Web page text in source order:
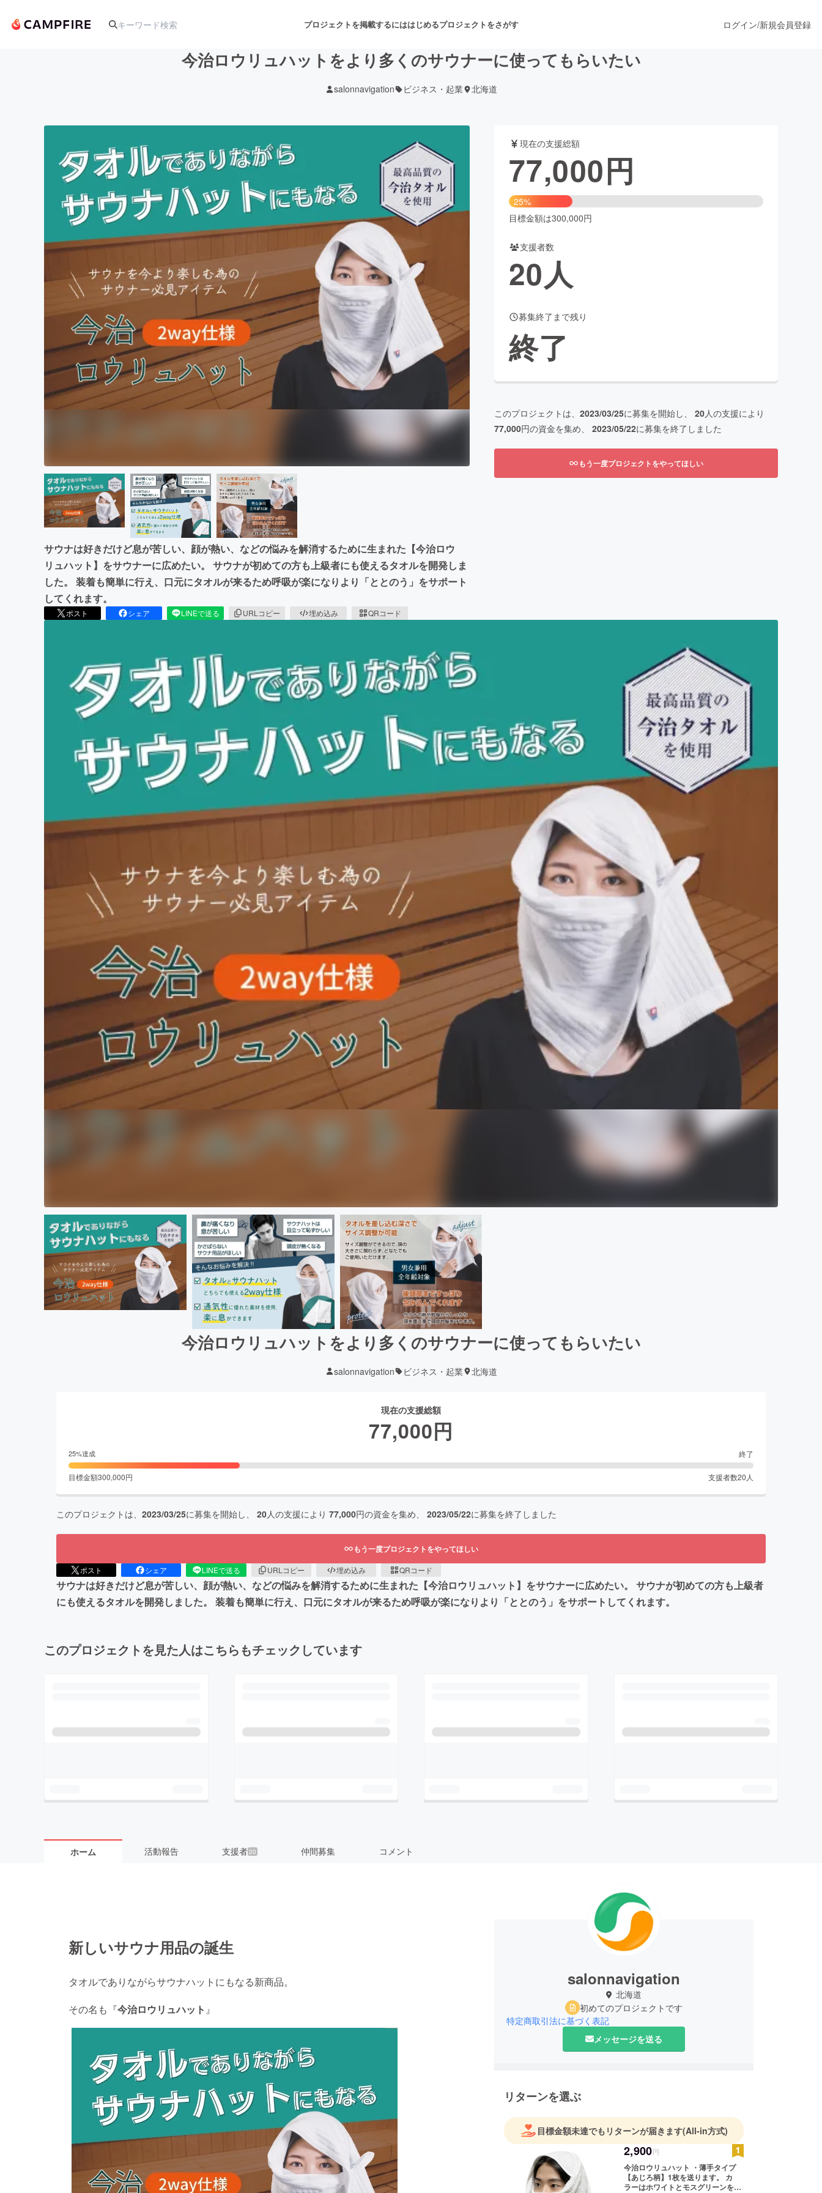
プロジェクトを掲載するにははじめるプロジェクトをさがす
アート・写真 音楽 舞台・パフォーマンス
テクノロジー・ガジェット ゲーム・サービス開発 フード・飲食店 ファッション
映像・映画 書籍・雑誌出版
チャレンジ ビューティー・ヘルスケア
まちづくり・地域活性化
CAMPFIRE for Social Good
CAMPFIRE Creation
CAMPFIREふるさと納税
machi-yaコミュニティ
ログイン/新規会員登録
今治ロウリュハットをより多くのサウナーに使ってもらいたい
salonnavigation ビジネス・起業 北海道
サウナは好きだけど息が苦しい、顔が熱い、などの悩みを解消するために生まれた【今治ロウ
リュハット】をサウナーに広めたい。 サウナが初めての方も上級者にも使えるタオルを開発しま
した。 装着も簡単に行え、口元にタオルが来るため呼吸が楽になりより「ととのう」をサポート
してくれます。
ポスト シェア LINEで送る URLコピー 埋め込み QRコード
現在の支援総額
77,000円
25%
目標金額は300,000円
支援者数
20人
募集終了まで残り
終了
このプロジェクトは、 2023/03/25に募集を開始し、 20人の支援により
77,000円の資金を集め、 2023/05/22に募集を終了しました
もう一度プロジェクトをやってほしい
今治ロウリュハットをより多くのサウナーに使ってもらいたい
salonnavigation ビジネス・起業 北海道
現在の支援総額
77,000円
25%達成 終了
目標金額300,000円 支援者数20 人
このプロジェクトは、 2023/03/25に募集を開始し、 20人の支援により 77,000円の資金を集め、 2023/05/22に募集を終了しました
もう一度プロジェクトをやってほしい
ポスト シェア LINEで送る URLコピー 埋め込み QRコード
サウナは好きだけど息が苦しい、顔が熱い、などの悩みを解消するために生まれた【今治ロウリュハット】をサウナーに広めたい。 サウナが初めての方も上級者
にも使えるタオルを開発しました。 装着も簡単に行え、口元にタオルが来るため呼吸が楽になりより「ととのう」をサポートしてくれます。
このプロジェクトを見た人はこちらもチェックしています
ホーム 活動報告 支援者 20 仲間募集 コメント
新しいサウナ用品の誕生
タオルでありながらサウナハットにもなる新商品。
その名も『今治ロウリュハット 』
salonnavigation
北海道
初めてのプロジェクトです
特定商取引法に基づく表記
メッセージを送る
リターンを選ぶ
目標金額未達でもリターンが届きます(All-in方式)
2,900円
今治ロウリュハット ・薄手タイプ
【あじろ柄】1枚を送ります。 カ
ラーはホワイトとモスグリーンをお